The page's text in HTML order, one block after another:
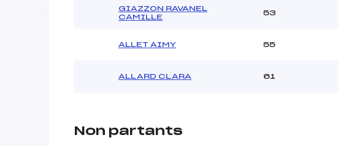
GIAZZON RAVANEL
CAMILLE
53
ALLET AIMY 55
ALLARD CLARA 61
Non partants